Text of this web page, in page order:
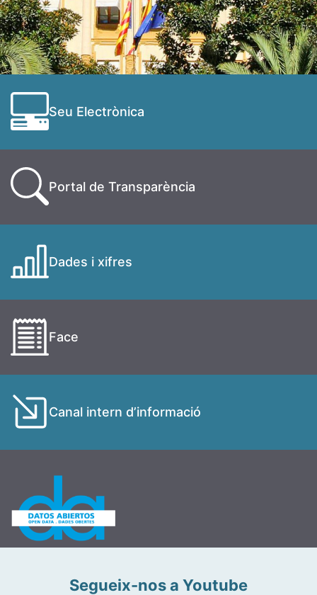
Seu Electrònica
Portal de Transparència
Dades i xifres
Face
Canal intern d’informació
Segueix-nos a Youtube